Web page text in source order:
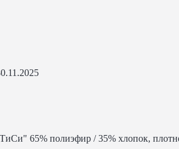
65% полиэфир / 35% хлопок,